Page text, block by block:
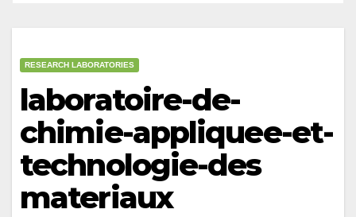
RESEARCH LABORATORIES
laboratoire-de-
chimie-appliquee-et-
technologie-des
materiaux